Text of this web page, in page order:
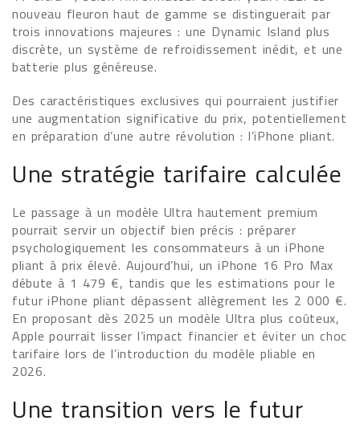
nouveau fleuron haut de gamme se distinguerait par
trois innovations majeures : une Dynamic Island plus
discrète, un système de refroidissement inédit, et une
batterie plus généreuse.
Des caractéristiques exclusives qui pourraient justifier
une augmentation significative du prix, potentiellement
en préparation d’une autre révolution : l’iPhone pliant.
Une stratégie tarifaire calculée
Le passage à un modèle Ultra hautement premium
pourrait servir un objectif bien précis : préparer
psychologiquement les consommateurs à un iPhone
pliant à prix élevé. Aujourd’hui, un iPhone 16 Pro Max
débute à 1 479 €, tandis que les estimations pour le
futur iPhone pliant dépassent allègrement les 2 000 €.
En proposant dès 2025 un modèle Ultra plus coûteux,
Apple pourrait lisser l’impact financier et éviter un choc
tarifaire lors de l’introduction du modèle pliable en
2026.
Une transition vers le futur